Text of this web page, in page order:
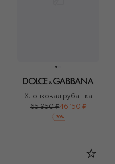
Хлопковая рубашка
65 950 ₽46 150 ₽
-30%